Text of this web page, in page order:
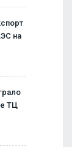
на
ТЦ